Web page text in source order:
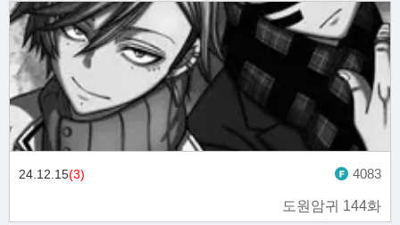
도원암귀 144화
24.12.15(3) 4083